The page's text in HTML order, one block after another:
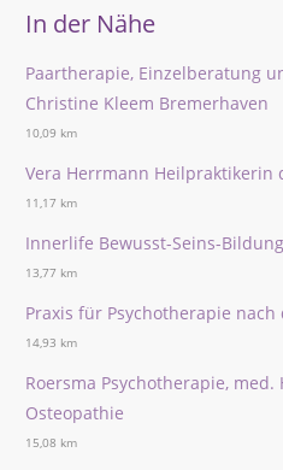
In der Nähe
Paartherapie, Einzelberatung
Christine Kleem Bremerhaven
10,09 km
Vera Herrmann Heilpraktikerin
11,17 km
Innerlife Bewusst-Seins-
13,77 km
Praxis für Psychotherapie nach
14,93 km
Roersma Psychotherapie,
Osteopathie
15,08 km